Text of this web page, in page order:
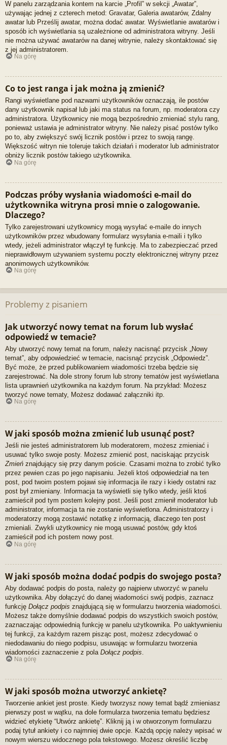
W panelu zarządzania kontem na karcie „Profil” w sekcji „Awatar”,
używając jednej z czterech metod: Gravatar, Galeria awatarów, Zdalny
awatar lub Prześlij awatar, można dodać awatar. Wyświetlanie awatarów i
sposób ich wyświetlania są uzależnione od administratora witryny. Jeśli
nie można używać awatarów na danej witrynie, należy skontaktować się
z jej administratorem.
Na górę
Co to jest ranga i jak można ją zmienić?
Rangi wyświetlane pod nazwami użytkowników oznaczają, ile postów
dany użytkownik napisał lub jaki ma status na forum, np. moderatora czy
administratora. Użytkownicy nie mogą bezpośrednio zmieniać stylu rang,
ponieważ ustawia je administrator witryny. Nie należy pisać postów tylko
po to, aby zwiększyć swój licznik postów i przez to swoją rangę.
Większość witryn nie toleruje takich działań i moderator lub administrator
obniży licznik postów takiego użytkownika.
Na górę
Podczas próby wysłania wiadomości e-mail do
użytkownika witryna prosi mnie o zalogowanie.
Dlaczego?
Tylko zarejestrowani użytkownicy mogą wysyłać e-maile do innych
użytkowników przez wbudowany formularz wysyłania e-maili i tylko
wtedy, jeżeli administrator włączył tę funkcję. Ma to zabezpieczać przed
nieprawidłowym używaniem systemu poczty elektronicznej witryny przez
anonimowych użytkowników.
Na górę
Problemy z pisaniem
Jak utworzyć nowy temat na forum lub wysłać
odpowiedź w temacie?
Aby utworzyć nowy temat na forum, należy nacisnąć przycisk „Nowy
temat”, aby odpowiedzieć w temacie, nacisnąć przycisk „Odpowiedz”.
Być może, że przed publikowaniem wiadomości trzeba będzie się
zarejestrować. Na dole strony forum lub strony tematów jest wyświetlana
lista uprawnień użytkownika na każdym forum. Na przykład: Możesz
tworzyć nowe tematy, Możesz dodawać załączniki itp.
Na górę
W jaki sposób można zmienić lub usunąć post?
Jeśli nie jesteś administratorem lub moderatorem, możesz zmieniać i
usuwać tylko swoje posty. Możesz zmienić post, naciskając przycisk
Zmień znajdujący się przy danym poście. Czasami można to zrobić tylko
przez pewien czas po jego napisaniu. Jeżeli ktoś odpowiedział na ten
post, pod twoim postem pojawi się informacja ile razy i kiedy ostatni raz
post był zmieniany. Informacja ta wyświetli się tylko wtedy, jeśli ktoś
zamieścił pod tym postem kolejny post. Jeśli post zmienił moderator lub
administrator, informacja ta nie zostanie wyświetlona. Administratorzy i
moderatorzy mogą zostawić notatkę z informacją, dlaczego ten post
zmieniali. Zwykli użytkownicy nie mogą usuwać postów, gdy ktoś
zamieścił pod ich postem nowy post.
Na górę
W jaki sposób można dodać podpis do swojego posta?
Aby dodawać podpis do posta, należy go najpierw utworzyć w panelu
użytkownika. Aby dołączyć do danej wiadomości swój podpis, zaznacz
funkcję Dołącz podpis znajdującą się w formularzu tworzenia wiadomości.
Możesz także domyślnie dodawać podpis do wszystkich swoich postów,
zaznaczając odpowiednią funkcję w panelu użytkownika. Po uaktywnieniu
tej funkcji, za każdym razem pisząc post, możesz zdecydować o
niedodawaniu do niego podpisu, usuwając w formularzu tworzenia
wiadomości zaznaczenie z pola Dołącz podpis
Na górę
W jaki sposób można utworzyć ankietę?
Tworzenie ankiet jest proste. Kiedy tworzysz nowy temat bądź zmieniasz
pierwszy post w wątku, na dole formularza tworzenia tematu będziesz
widzieć etykietę “Utwórz ankietę”. Kliknij ją i w otworzonym formularzu
podaj tytuł ankiety i co najmniej dwie opcje. Każdą opcję należy wpisać w
nowym wierszu widocznego pola tekstowego. Możesz określić liczbę